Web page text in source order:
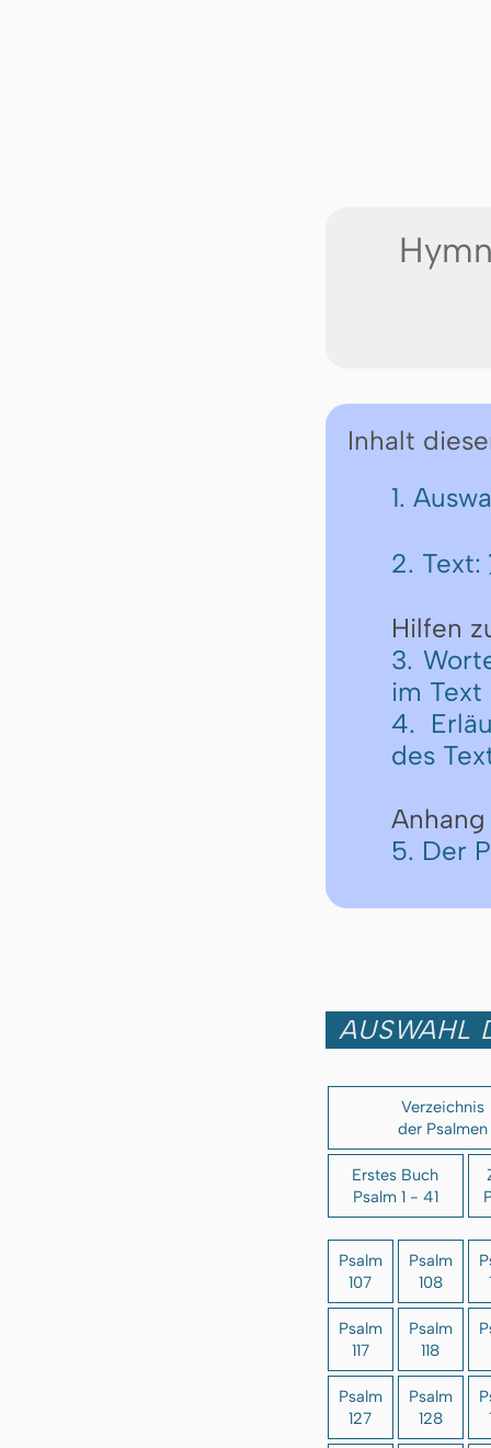
Inhalt
1.
2. Text:
Hilfen
3.
im Text
4.
des
Anhang
5. Der
AUSWAHL
Verzeichnis
der Psalmen
Erstes Buch
Psalm 1 - 41
Psalm
107
Psalm
108
Psalm
117
Psalm
118
Psalm
127
Psalm
128